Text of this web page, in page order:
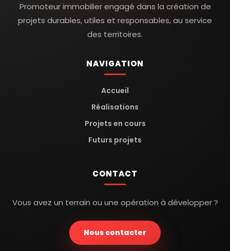
Promoteur immobilier engagé dans la création de
projets durables, utiles et responsables, au service
des territoires.
NAVIGATION
Accueil
Réalisations
Projets en cours
Futurs projets
CONTACT
Vous avez un terrain ou une opération à développer ?
Nous contacter